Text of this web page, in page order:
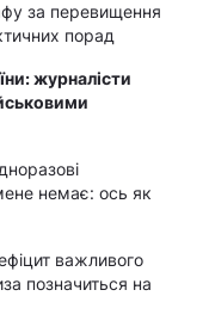
за перевищення
порад
журналісти
немає: ось як
важливого
позначиться на